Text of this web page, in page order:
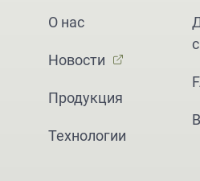
О нас
Новости
Продукция
Технологии